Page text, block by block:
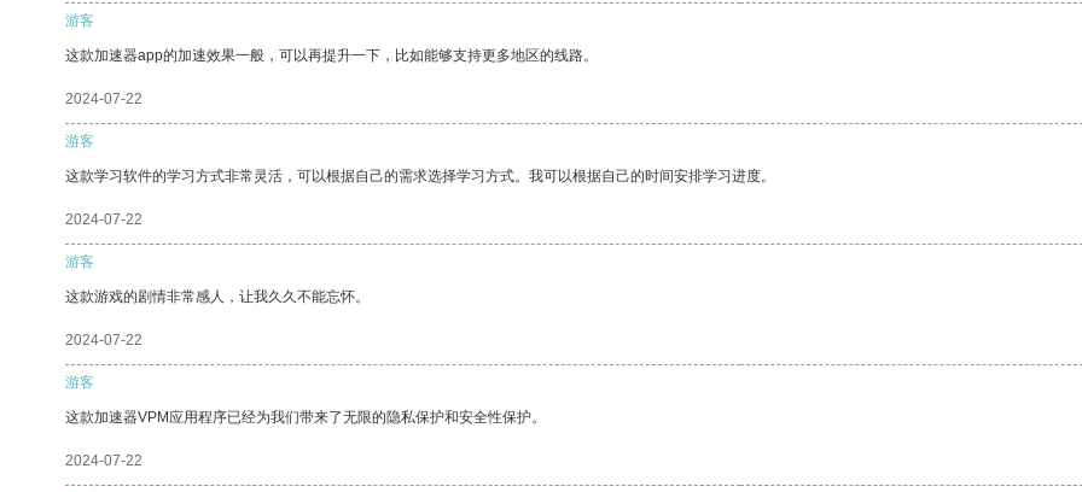
游客
这款加速器app的加速效果一般，可以再提升一下，比如能够支持更多地区的线路。
2024-07-22
游客
这款学习软件的学习方式非常灵活，可以根据自己的需求选择学习方式。我可以根据自己的时间安排学习进度。
2024-07-22
游客
这款游戏的剧情非常感人，让我久久不能忘怀。
2024-07-22
游客
这款加速器VPM应用程序已经为我们带来了无限的隐私保护和安全性保护。
2024-07-22